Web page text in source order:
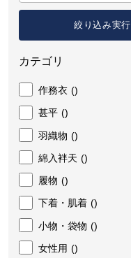
カテゴリ
作務衣 ()
甚平 ()
羽織物 ()
綿入袢天 ()
履物 ()
下着・肌着 ()
小物・袋物 ()
女性用 ()